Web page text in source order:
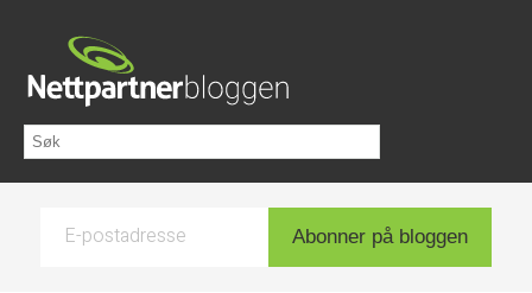
E-postadresse Abonner på bloggen